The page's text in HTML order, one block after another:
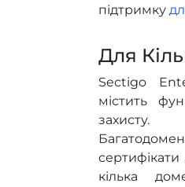
підтримку
Для
Sectigo
містить
захисту.
кілька